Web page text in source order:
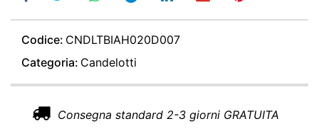
Codice: CNDLTBIAH020D007
Categoria: Candelotti
Consegna standard 2-3 giorni GRATUITA